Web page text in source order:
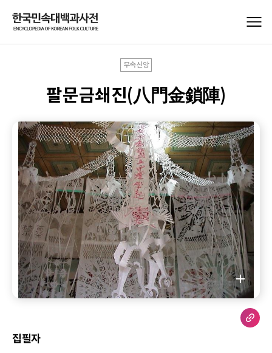
무속신앙
팔문금쇄진(八門金鎖陣)
집필자